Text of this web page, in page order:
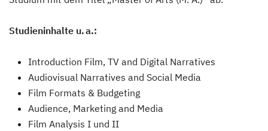
Studieninhalte u. a.:
Introduction Film, TV and Digital Narratives
Audiovisual Narratives and Social Media
Film Formats & Budgeting
Audience, Marketing and Media
Film Analysis I und II